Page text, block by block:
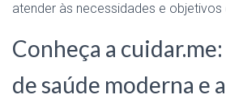
atender às necessidades e objetivos
Conheça a
de saúde moderna e